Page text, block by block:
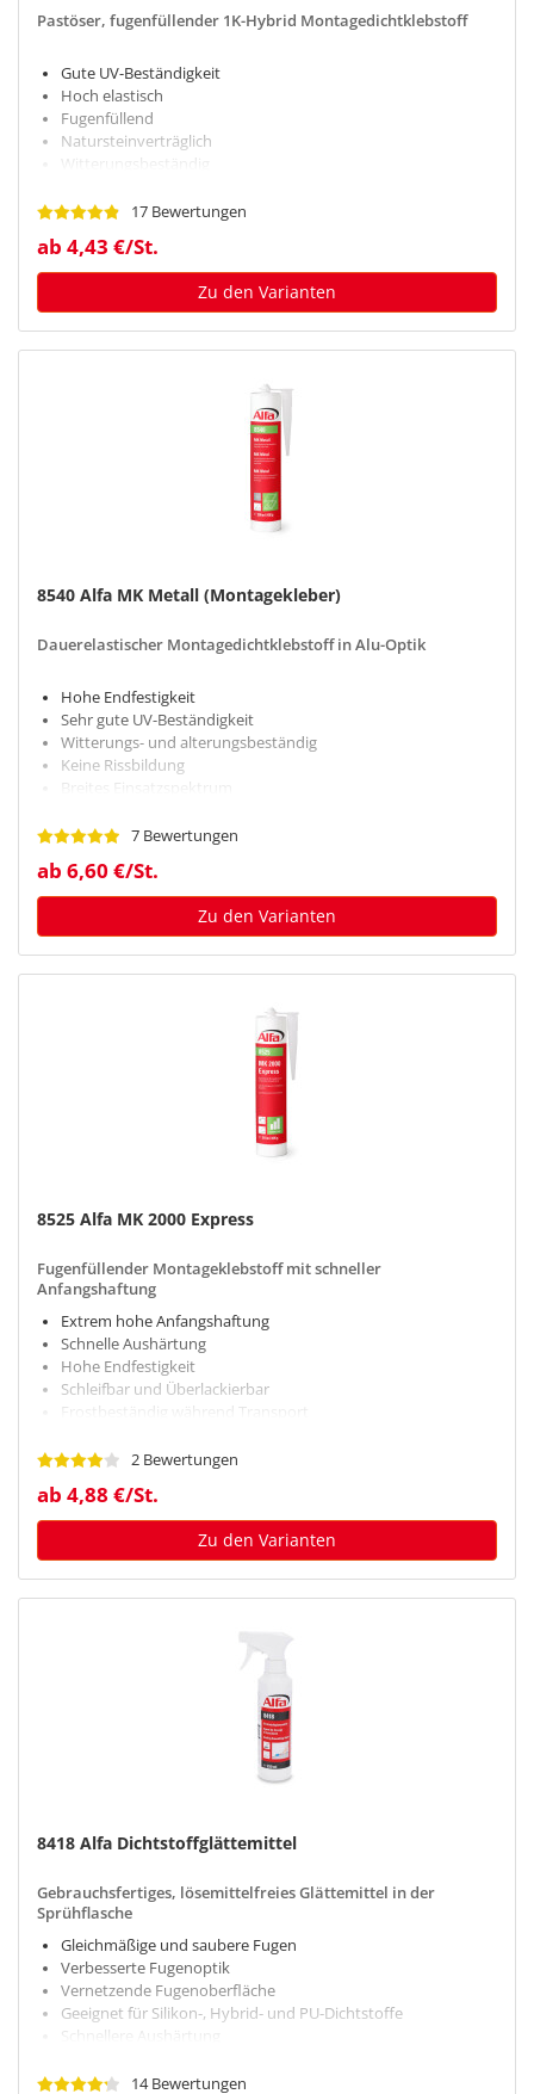
Pastöser, fugenfüllender 1K-Hybrid Montagedichtklebstoff
Gute UV-Beständigkeit
Hoch elastisch
Fugenfüllend
Natursteinverträglich
Witterungsbeständig
17 Bewertungen
ab 4,43 €/St.
Zu den Varianten
8540 Alfa MK Metall (Montagekleber)
Dauerelastischer Montagedichtklebstoff in Alu-Optik
Hohe Endfestigkeit
Sehr gute UV-Beständigkeit
Witterungs- und alterungsbeständig
Keine Rissbildung
Breites Einsatzspektrum
7 Bewertungen
ab 6,60 €/St.
Zu den Varianten
8525 Alfa MK 2000 Express
Fugenfüllender Montageklebstoff mit schneller
Anfangshaftung
Extrem hohe Anfangshaftung
Schnelle Aushärtung
Hohe Endfestigkeit
Schleifbar und Überlackierbar
Frostbeständig während Transport
2 Bewertungen
ab 4,88 €/St.
Zu den Varianten
8418 Alfa Dichtstoffglättemittel
Gebrauchsfertiges, lösemittelfreies Glättemittel in der
Sprühflasche
Gleichmäßige und saubere Fugen
Verbesserte Fugenoptik
Vernetzende Fugenoberfläche
Geeignet für Silikon‑, Hybrid‑ und PU‑Dichtstoffe
Schnellere Aushärtung
14 Bewertungen